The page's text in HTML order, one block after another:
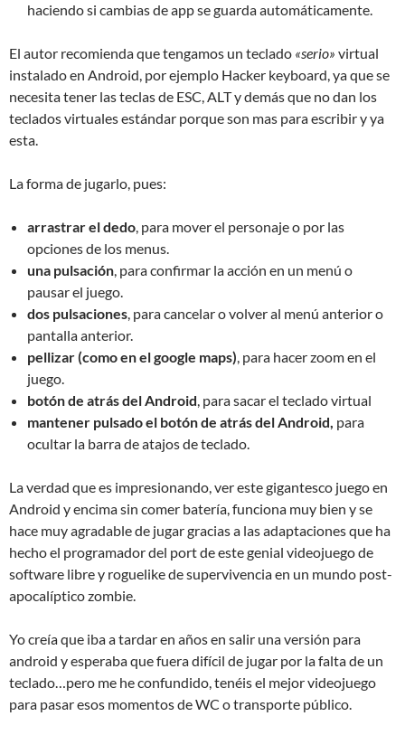
haciendo si cambias de app se guarda automáticamente.
El autor recomienda que tengamos un teclado «serio» virtual
instalado en Android, por ejemplo Hacker keyboard, ya que se
necesita tener las teclas de ESC, ALT y demás que no dan los
teclados virtuales estándar porque son mas para escribir y ya
esta.
La forma de jugarlo, pues:
arrastrar el dedo, para mover el personaje o por las
opciones de los menus.
una pulsación, para confirmar la acción en un menú o
pausar el juego.
dos pulsaciones, para cancelar o volver al menú anterior o
pantalla anterior.
pellizar (como en el google maps), para hacer zoom en el
juego.
botón de atrás del Android, para sacar el teclado virtual
mantener pulsado el botón de atrás del Android, para
ocultar la barra de atajos de teclado.
La verdad que es impresionando, ver este gigantesco juego en
Android y encima sin comer batería, funciona muy bien y se
hace muy agradable de jugar gracias a las adaptaciones que ha
hecho el programador del port de este genial videojuego de
software libre y roguelike de supervivencia en un mundo post-
apocalíptico zombie.
Yo creía que iba a tardar en años en salir una versión para
android y esperaba que fuera difícil de jugar por la falta de un
teclado…pero me he confundido, tenéis el mejor videojuego
para pasar esos momentos de WC o transporte público.